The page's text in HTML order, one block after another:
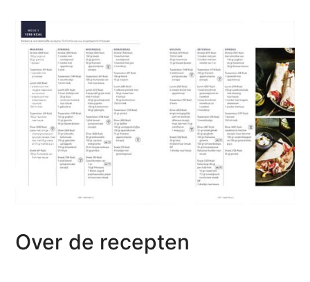
Over de recepten